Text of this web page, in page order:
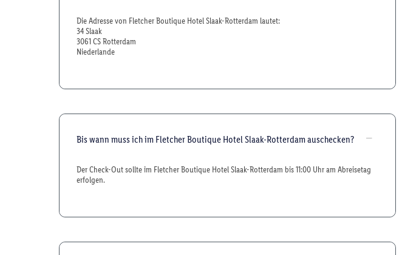
Die Adresse von Fletcher Boutique Hotel Slaak-Rotterdam lautet:
34 Slaak
3061 CS Rotterdam
Niederlande
Bis wann muss ich im Fletcher Boutique Hotel Slaak-Rotterdam auschecken?
Der Check-Out sollte im Fletcher Boutique Hotel Slaak-Rotterdam bis 11:00 Uhr am Abreisetag
erfolgen.